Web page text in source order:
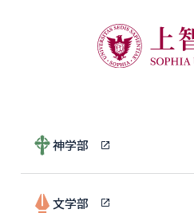
神学部
文学部